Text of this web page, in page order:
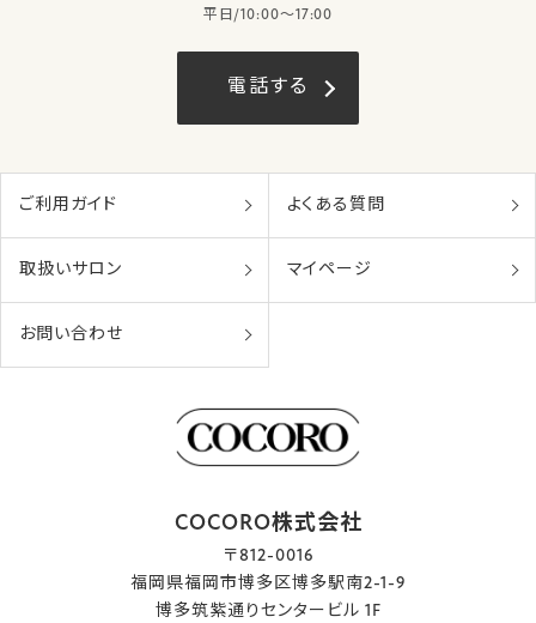
平日/10:00〜17:00
電話する
ご利用ガイド よくある質問
取扱いサロン マイページ
お問い合わせ
COCORO株式会社
〒812-0016
福岡県福岡市博多区博多駅南2-1-9
博多筑紫通りセンタービル 1F